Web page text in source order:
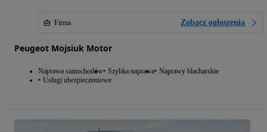
Firma Zobacz ogłoszenia
Peugeot Mojsiuk Motor
Naprawa samochodów Szybka naprawa Naprawy blacharskie
Usługi ubezpieczeniowe